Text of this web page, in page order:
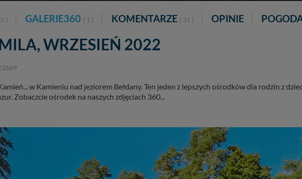
) GALERIE360 ( 1 ) KOMENTARZE ( 31 ) OPINIE
WRZESIEŃ 2022
w Kamieniu nad jeziorem Bełdany. Ten jeden z lepszych ośrodków dla rodzin z
Zobaczcie ośrodek na naszych zdjęciach 360...